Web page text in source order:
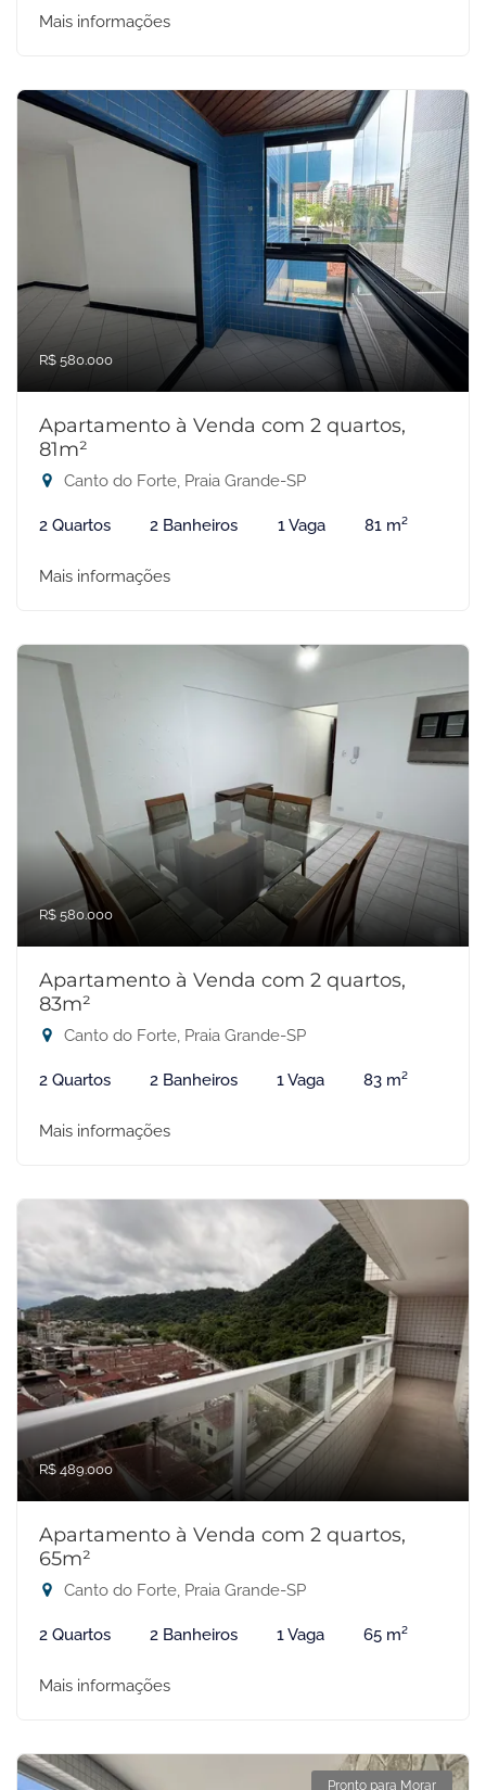
Mais informações
R$ 580.000
Apartamento à Venda com 2 quartos,
81m²
Canto do Forte, Praia Grande-SP
2 Quartos 2 Banheiros 1 Vaga 81 m²
Mais informações
R$ 580.000
Apartamento à Venda com 2 quartos,
83m²
Canto do Forte, Praia Grande-SP
2 Quartos 2 Banheiros 1 Vaga 83 m²
Mais informações
R$ 489.000
Apartamento à Venda com 2 quartos,
65m²
Canto do Forte, Praia Grande-SP
2 Quartos 2 Banheiros 1 Vaga 65 m²
Mais informações
Pronto para Morar